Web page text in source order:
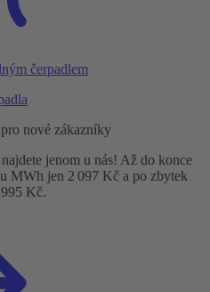
čerpadlem
nové zákazníky
jenom u nás! Až do konce
MWh jen 2 097 Kč a po zbytek
Kč.